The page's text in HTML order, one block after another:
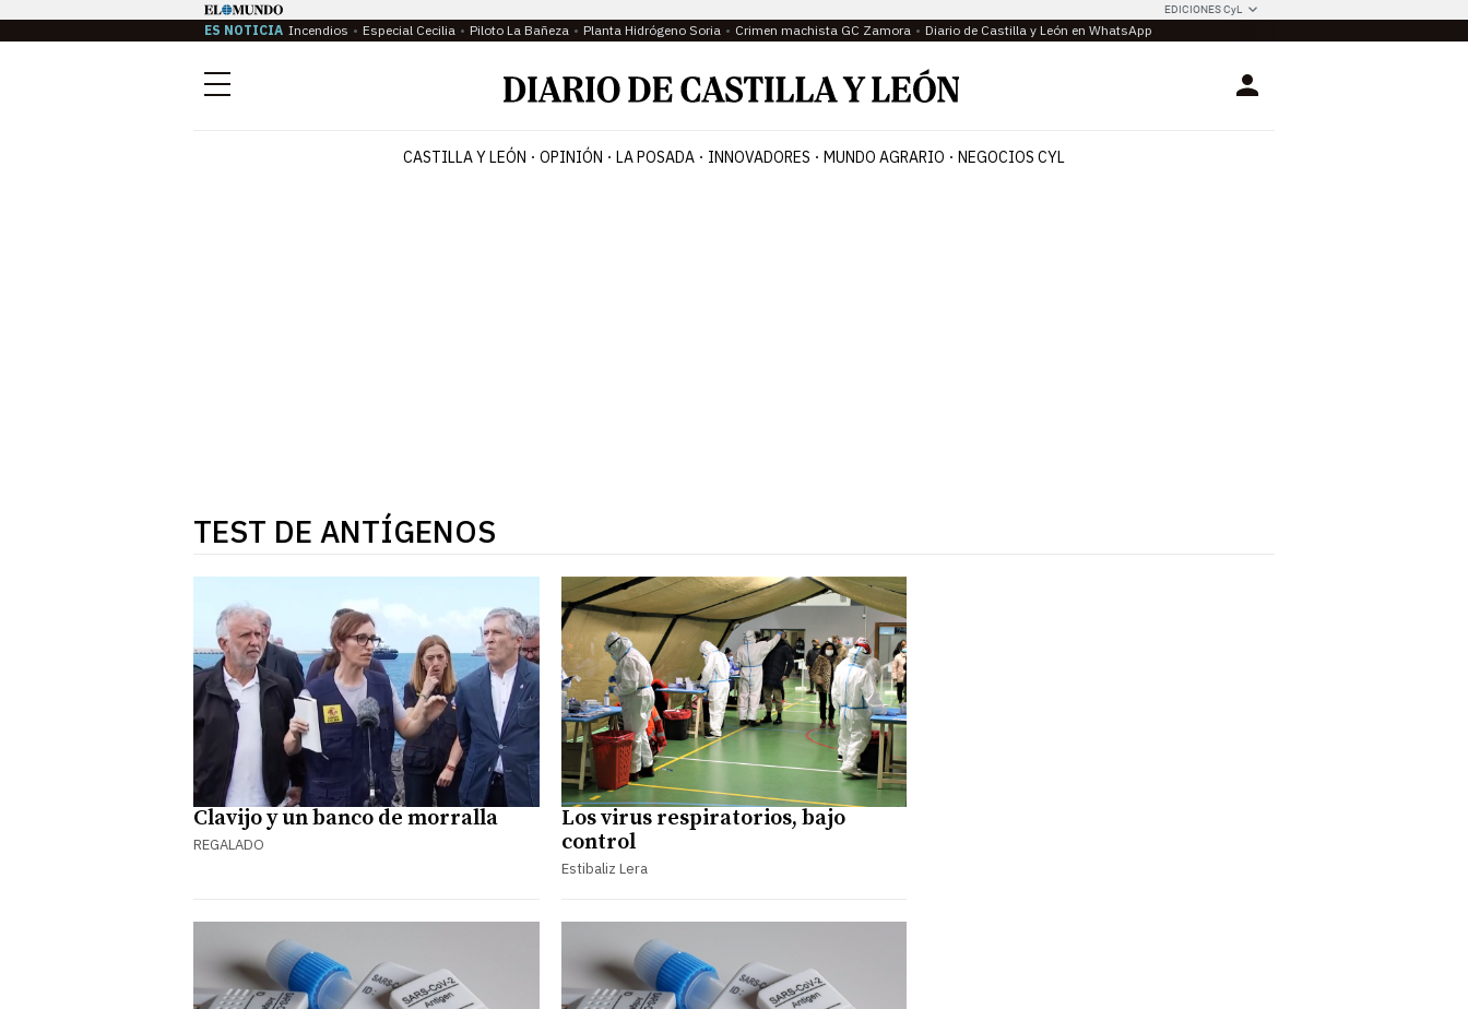
EDICIONES CyL
ES NOTICIA Incendios Especial Cecilia Piloto La Bañeza Planta Hidrógeno Soria Crimen machista GC Zamora Diario de Castilla y León en WhatsApp
Menú Login
CASTILLA Y LEÓN OPINIÓN LA POSADA INNOVADORES MUNDO AGRARIO NEGOCIOS CYL
TEST DE ANTÍGENOS
Clavijo y un banco de morralla
REGALADO
Los virus respiratorios, bajo
control
Estibaliz Lera